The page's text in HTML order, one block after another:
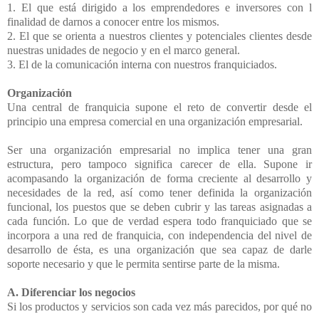
1. El que está dirigido a los emprendedores e inversores con l
finalidad de darnos a conocer entre los mismos.
2. El que se orienta a nuestros clientes y potenciales clientes desde
nuestras unidades de negocio y en el marco general.
3. El de la comunicación interna con nuestros franquiciados.
Organización
Una central de franquicia supone el reto de convertir desde el
principio una empresa comercial en una organización empresarial.
Ser una organización empresarial no implica tener una gran
estructura, pero tampoco significa carecer de ella. Supone ir
acompasando la organización de forma creciente al desarrollo y
necesidades de la red, así como tener definida la organización
funcional, los puestos que se deben cubrir y las tareas asignadas a
cada función. Lo que de verdad espera todo franquiciado que se
incorpora a una red de franquicia, con independencia del nivel de
desarrollo de ésta, es una organización que sea capaz de darle
soporte necesario y que le permita sentirse parte de la misma.
A. Diferenciar los negocios
Si los productos y servicios son cada vez más parecidos, por qué no